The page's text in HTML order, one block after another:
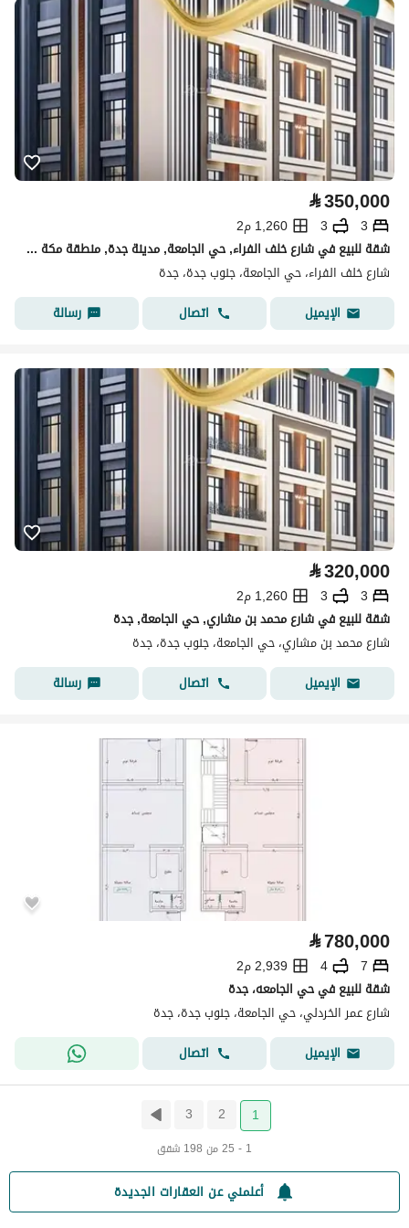
⃁350,000
3
3
1,260 م2
شقة للبيع في شارع خلف الفراء, حي الجامعة, مدينة جدة, منطقة مكة المكرمة
شارع خلف الفراء، حي الجامعة، جنوب جدة، جدة
الإيميل
اتصال رسالة
⃁320,000
3
3
1,260 م2
شقة للبيع في شارع محمد بن مشاري, حي الجامعة, جدة
شارع محمد بن مشاري، حي الجامعة، جنوب جدة، جدة
الإيميل
اتصال رسالة
⃁780,000
7
4
2,939 م2
شقة للبيع في حي الجامعه، جدة
شارع عمر الخردلي، حي الجامعة، جنوب جدة، جدة
الإيميل
اتصال
1
2
3
1 - 25 من 198 شقق
أعلمني عن العقارات الجديدة